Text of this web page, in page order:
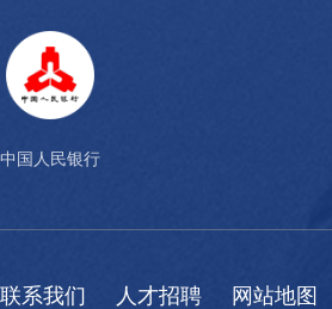
中国人民银行
联系我们 人才招聘 网站地图